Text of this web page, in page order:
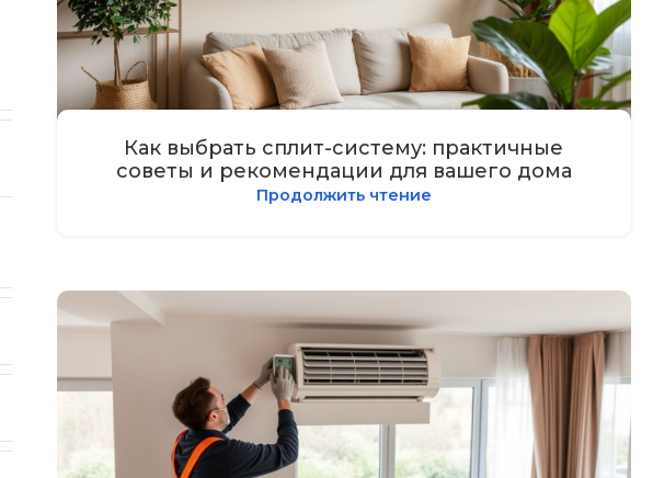
Как выбрать сплит-систему: практичные
советы и рекомендации для вашего дома
Продолжить чтение